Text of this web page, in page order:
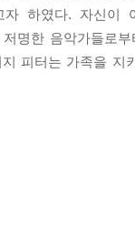
하였다. 자신이
명한 음악가들로
피터는 가족을 지